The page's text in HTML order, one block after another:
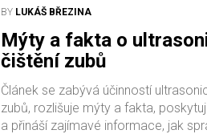
BY LUKÁŠ BŘEZINA
Mýty a fakta o
čištění zubů
Článek se zabývá účinností
zubů, rozlišuje mýty a fakta,
a přináší zajímavé informace, jak